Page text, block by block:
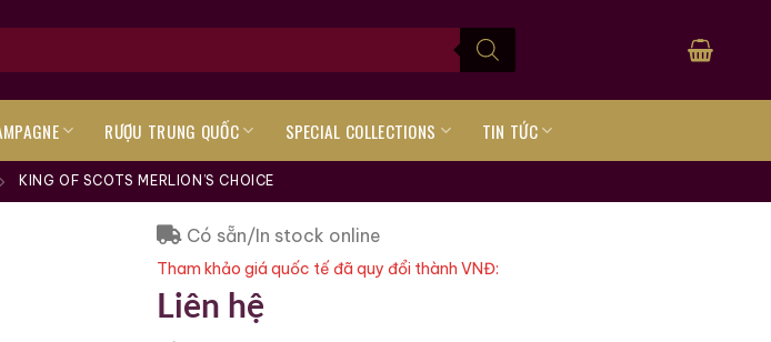
RƯỢU TRUNG QUỐC SPECIAL COLLECTIONS TIN TỨC
KING OF SCOTS MERLION’S CHOICE
Có sẵn/In stock online
Tham khảo giá quốc tế đã quy đổi thành VNĐ:
Liên hệ